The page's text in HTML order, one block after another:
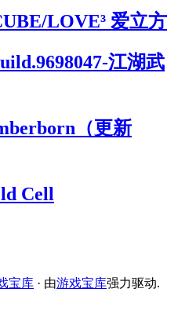
LOVE³ 爱立方
江湖武
（更新
Cell
宝库 · 由游戏宝库强力驱动.